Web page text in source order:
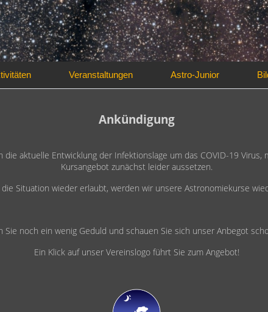
Veranstaltungen Astro-Junior
Ankündigung
die aktuelle Entwicklung der Infektionslage um das COVID-19 Virus,
Kursangebot zunächst leider aussetzen.
die Situation wieder erlaubt, werden wir unsere Astronomiekurse
Sie noch ein wenig Geduld und schauen Sie sich unser Anbegot
Ein Klick auf unser Vereinslogo führt Sie zum Angebot!